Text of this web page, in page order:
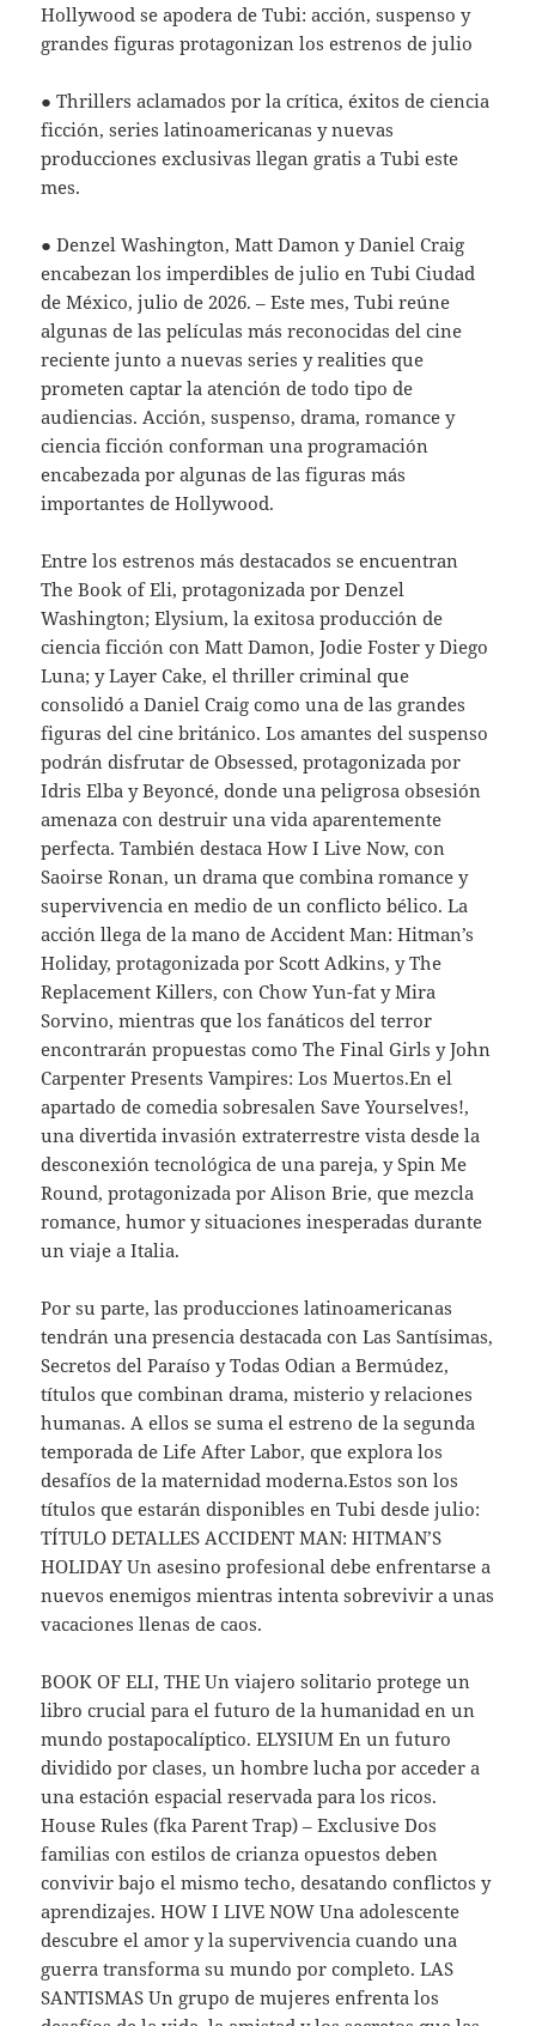
Hollywood se apodera de Tubi: acción, suspenso y
grandes figuras protagonizan los estrenos de julio
● Thrillers aclamados por la crítica, éxitos de ciencia
ficción, series latinoamericanas y nuevas
producciones exclusivas llegan gratis a Tubi este
mes.
● Denzel Washington, Matt Damon y Daniel Craig
encabezan los imperdibles de julio en Tubi Ciudad
de México, julio de 2026. – Este mes, Tubi reúne
algunas de las películas más reconocidas del cine
reciente junto a nuevas series y realities que
prometen captar la atención de todo tipo de
audiencias. Acción, suspenso, drama, romance y
ciencia ficción conforman una programación
encabezada por algunas de las figuras más
importantes de Hollywood.
Entre los estrenos más destacados se encuentran
The Book of Eli, protagonizada por Denzel
Washington; Elysium, la exitosa producción de
ciencia ficción con Matt Damon, Jodie Foster y Diego
Luna; y Layer Cake, el thriller criminal que
consolidó a Daniel Craig como una de las grandes
figuras del cine británico. Los amantes del suspenso
podrán disfrutar de Obsessed, protagonizada por
Idris Elba y Beyoncé, donde una peligrosa obsesión
amenaza con destruir una vida aparentemente
perfecta. También destaca How I Live Now, con
Saoirse Ronan, un drama que combina romance y
supervivencia en medio de un conflicto bélico. La
acción llega de la mano de Accident Man: Hitman’s
Holiday, protagonizada por Scott Adkins, y The
Replacement Killers, con Chow Yun-fat y Mira
Sorvino, mientras que los fanáticos del terror
encontrarán propuestas como The Final Girls y John
Carpenter Presents Vampires: Los Muertos.En el
apartado de comedia sobresalen Save Yourselves!,
una divertida invasión extraterrestre vista desde la
desconexión tecnológica de una pareja, y Spin Me
Round, protagonizada por Alison Brie, que mezcla
romance, humor y situaciones inesperadas durante
un viaje a Italia.
Por su parte, las producciones latinoamericanas
tendrán una presencia destacada con Las Santísimas,
Secretos del Paraíso y Todas Odian a Bermúdez,
títulos que combinan drama, misterio y relaciones
humanas. A ellos se suma el estreno de la segunda
temporada de Life After Labor, que explora los
desafíos de la maternidad moderna.Estos son los
títulos que estarán disponibles en Tubi desde julio:
TÍTULO DETALLES ACCIDENT MAN: HITMAN’S
HOLIDAY Un asesino profesional debe enfrentarse a
nuevos enemigos mientras intenta sobrevivir a unas
vacaciones llenas de caos.
BOOK OF ELI, THE Un viajero solitario protege un
libro crucial para el futuro de la humanidad en un
mundo postapocalíptico. ELYSIUM En un futuro
dividido por clases, un hombre lucha por acceder a
una estación espacial reservada para los ricos.
House Rules (fka Parent Trap) – Exclusive Dos
familias con estilos de crianza opuestos deben
convivir bajo el mismo techo, desatando conflictos y
aprendizajes. HOW I LIVE NOW Una adolescente
descubre el amor y la supervivencia cuando una
guerra transforma su mundo por completo. LAS
SANTISMAS Un grupo de mujeres enfrenta los